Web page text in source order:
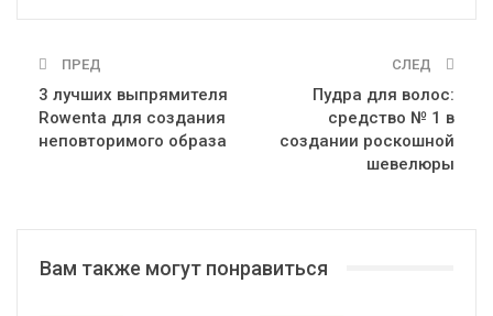
ПРЕД
3 лучших выпрямителя
Rowenta для создания
неповторимого образа
СЛЕД
Пудра для волос:
средство № 1 в
создании роскошной
шевелюры
Вам также могут понравиться